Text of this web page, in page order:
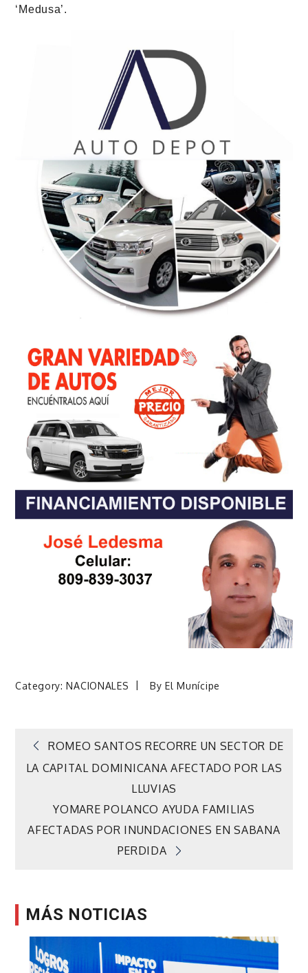
‘Medusa’.
Category:NACIONALES ByEl Munícipe
Navegación
entradas
ROMEO SANTOS RECORRE UN SECTOR DE
LA CAPITAL DOMINICANA AFECTADO POR LAS
LLUVIAS
YOMARE POLANCO AYUDA FAMILIAS
AFECTADAS POR INUNDACIONES EN SABANA
PERDIDA
MÁS NOTICIAS